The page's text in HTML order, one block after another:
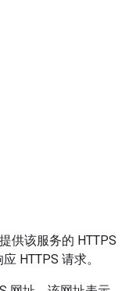
供该服务的 HTTPS
HTTPS 请求。